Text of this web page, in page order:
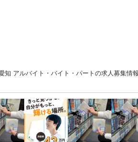
アルバイト・バイト・パートの求人募集情